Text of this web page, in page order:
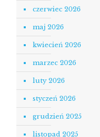
czerwiec 2026
maj 2026
kwiecień 2026
marzec 2026
luty 2026
styczeń 2026
grudzień 2025
listopad 2025